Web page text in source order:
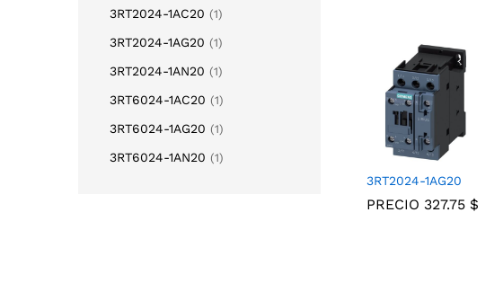
3RT2024-1AG20
PRECIO 327.75 $
327.75 $
3RT2024-1AC20 (1)
3RT2024-1AG20 (1)
3RT2024-1AN20 (1)
3RT6024-1AC20 (1)
3RT6024-1AG20 (1)
3RT6024-1AN20 (1)